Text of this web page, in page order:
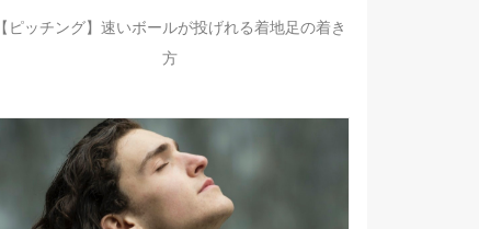
【ピッチング】速いボールが投げれる着地足の着き
方